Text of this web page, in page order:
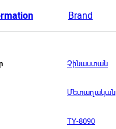
Brand
Չինաստան
Մետաղական
TY-8090